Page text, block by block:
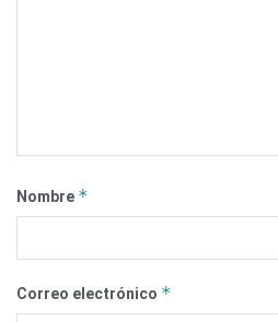
Nombre *
Correo electrónico *